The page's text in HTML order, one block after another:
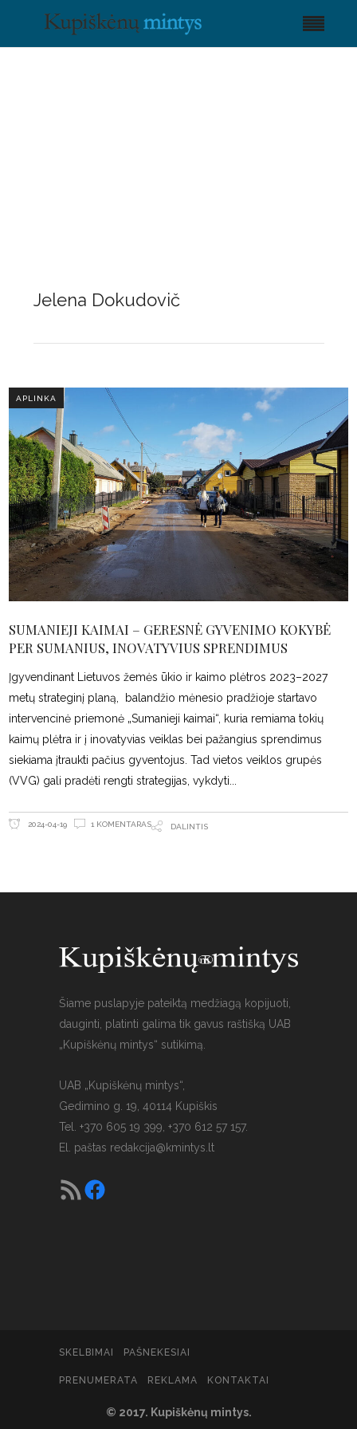
Jelena Dokudovič
APLINKA
SUMANIEJI KAIMAI – GERESNĖ GYVENIMO KOKYBĖ
PER SUMANIUS, INOVATYVIUS SPRENDIMUS
Įgyvendinant Lietuvos žemės ūkio ir kaimo plėtros 2023–2027
metų strateginį planą, balandžio mėnesio pradžioje startavo
intervencinė priemonė „Sumanieji kaimai“, kuria remiama tokių
kaimų plėtra ir į inovatyvias veiklas bei pažangius sprendimus
siekiama įtraukti pačius gyventojus. Tad vietos veiklos grupės
(VVG) gali pradėti rengti strategijas, vykdyti
2024-04-19 1 KOMENTARAS DALINTIS
Šiame puslapyje pateiktą medžiagą kopijuoti,
dauginti, platinti galima tik gavus raštišką UAB
„Kupiškėnų mintys“ sutikimą.
UAB „Kupiškėnų mintys“,
Gedimino g. 19, 40114 Kupiškis
Tel. +370 605 19 399, +370 612 57 157.
El. paštas redakcija@kmintys.lt
SKELBIMAI PAŠNEKESIAI
© 2017. Kupiškėnų mintys.
PRENUMERATA REKLAMA KONTAKTAI